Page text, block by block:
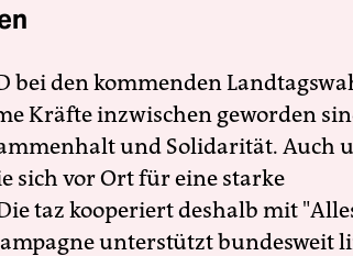
bei den kommenden
Kräfte inzwischen geworden
und Solidarität. Auch
sich vor Ort für eine starke
taz kooperiert deshalb mit
unterstützt bundesweit